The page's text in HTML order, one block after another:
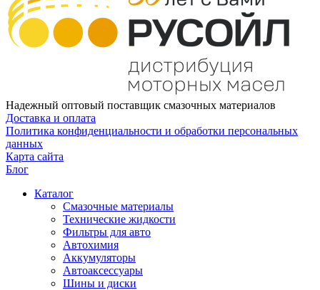
Надежный оптовый поставщик смазочных материалов
Доставка и оплата
Политика конфиденциальности и обработки персональных
данных
Карта сайта
Блог
Каталог
Смазочные материалы
Технические жидкости
Фильтры для авто
Автохимия
Аккумуляторы
Автоаксессуары
Шины и диски